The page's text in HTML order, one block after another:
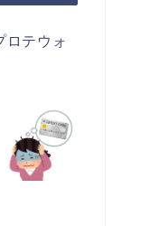
ロテウォ